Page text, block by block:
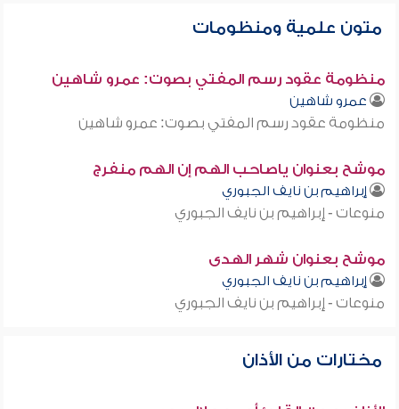
متون علمية ومنظومات
منظومة عقود رسم المفتي بصوت: عمرو شاهين
عمرو شاهين
منظومة عقود رسم المفتي بصوت: عمرو شاهين
موشح بعنوان ياصاحب الهم إن الهم منفرج
إبراهيم بن نايف الجبوري
منوعات - إبراهيم بن نايف الجبوري
موشح بعنوان شهر الهدى
إبراهيم بن نايف الجبوري
منوعات - إبراهيم بن نايف الجبوري
مختارات من الأذان